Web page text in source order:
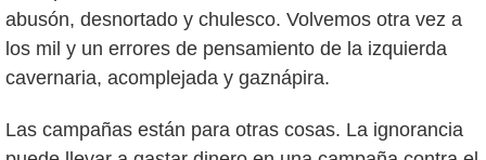
abusón, desnortado y chulesco. Volvemos otra vez a
los mil y un errores de pensamiento de la izquierda
cavernaria, acomplejada y gaznápira.
Las campañas están para otras cosas. La ignorancia